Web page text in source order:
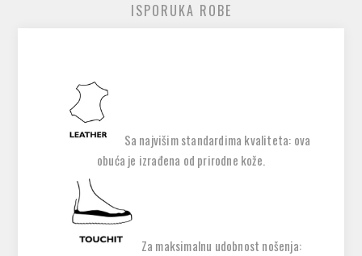
ISPORUKA ROBE
Sa najvišim standardima kvaliteta: ova
obuća je izrađena od prirodne kože.
Za maksimalnu udobnost nošenja: